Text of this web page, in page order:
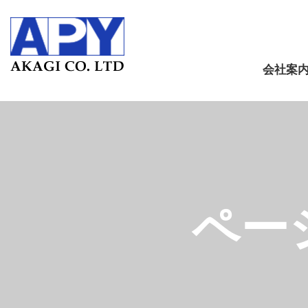
会社案
ペー